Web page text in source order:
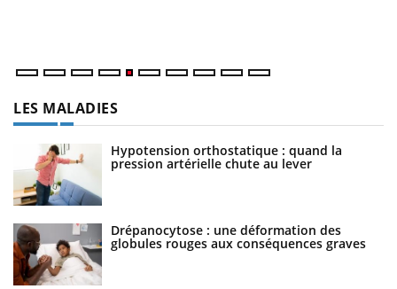
LES MALADIES
Hypotension orthostatique : quand la
pression artérielle chute au lever
Drépanocytose : une déformation des
globules rouges aux conséquences graves